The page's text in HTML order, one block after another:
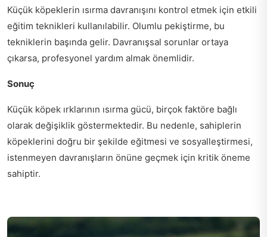
Küçük köpeklerin ısırma davranışını kontrol etmek için etkili
eğitim teknikleri kullanılabilir. Olumlu pekiştirme, bu
tekniklerin başında gelir. Davranışsal sorunlar ortaya
çıkarsa, profesyonel yardım almak önemlidir.
Sonuç
Küçük köpek ırklarının ısırma gücü, birçok faktöre bağlı
olarak değişiklik göstermektedir. Bu nedenle, sahiplerin
köpeklerini doğru bir şekilde eğitmesi ve sosyalleştirmesi,
istenmeyen davranışların önüne geçmek için kritik öneme
sahiptir.